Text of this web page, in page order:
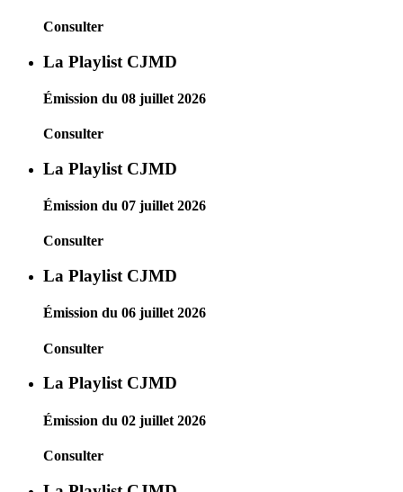
Consulter
La Playlist CJMD
Émission du 08 juillet 2026
Consulter
La Playlist CJMD
Émission du 07 juillet 2026
Consulter
La Playlist CJMD
Émission du 06 juillet 2026
Consulter
La Playlist CJMD
Émission du 02 juillet 2026
Consulter